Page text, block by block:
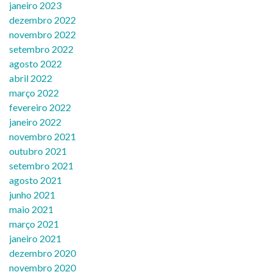
janeiro 2023
dezembro 2022
novembro 2022
setembro 2022
agosto 2022
abril 2022
março 2022
fevereiro 2022
janeiro 2022
novembro 2021
outubro 2021
setembro 2021
agosto 2021
junho 2021
maio 2021
março 2021
janeiro 2021
dezembro 2020
novembro 2020